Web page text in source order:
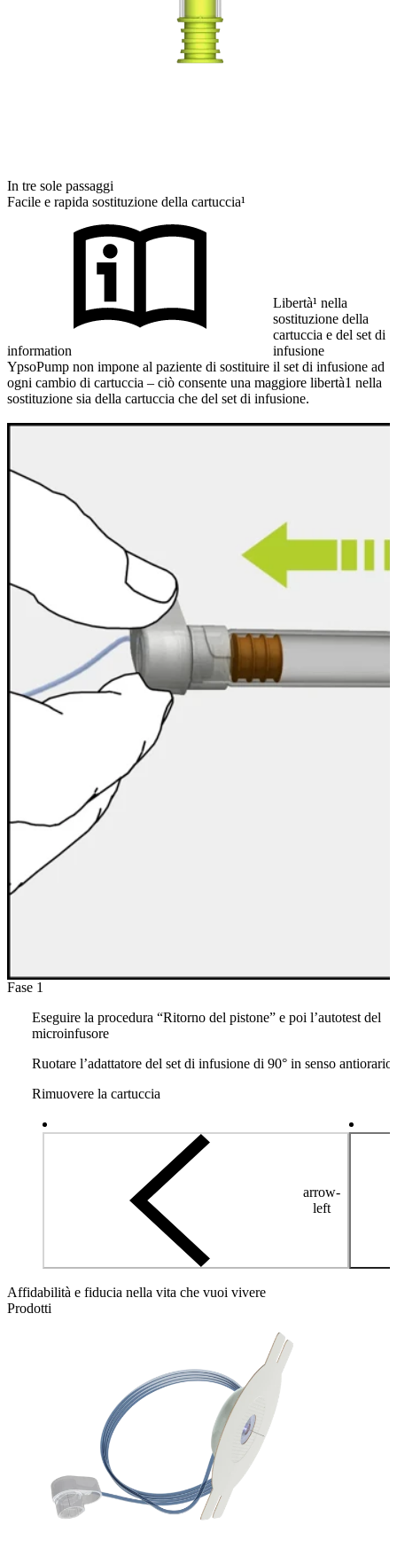
In tre sole passaggi
Facile e rapida sostituzione della cartuccia¹
information
Libertà¹ nella
sostituzione della
cartuccia e del set di
infusione
YpsoPump non impone al paziente di sostituire il set di infusione ad
ogni cambio di cartuccia – ciò consente una maggiore libertà1 nella
sostituzione sia della cartuccia che del set di infusione.
Fase 1
Eseguire la procedura “Ritorno del pistone” e poi l’autotest del
microinfusore
Ruotare l’adattatore del set di infusione di 90° in senso antiorario
Rimuovere la cartuccia
arrow-
left
Affidabilità e fiducia nella vita che vuoi vivere
Prodotti